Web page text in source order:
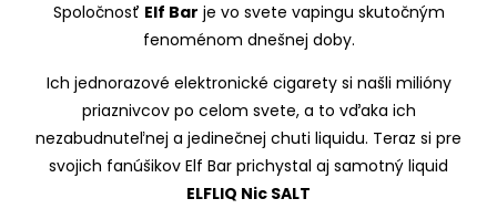
Spoločnosť Elf Bar je vo svete vapingu skutočným
fenoménom dnešnej doby.
Ich jednorazové elektronické cigarety si našli milióny
priaznivcov po celom svete, a to vďaka ich
nezabudnuteľnej a jedinečnej chuti liquidu. Teraz si pre
svojich fanúšikov Elf Bar prichystal aj samotný liquid
ELFLIQ Nic SALT